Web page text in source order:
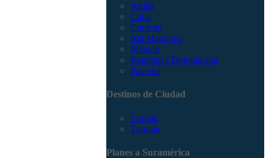
Aruba
Cuba
Curacao
Isla Margarita
México
República Dominicana
Panamá
Destinos de Ciudad
Europa
Turquía
Planes a Suramérica